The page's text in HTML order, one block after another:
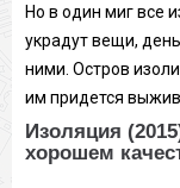
Но в один миг все
украдут вещи,
ними. Остров
им придется
Изоляция
хорошем